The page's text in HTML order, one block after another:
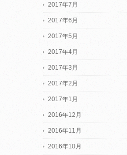
2017年7月
2017年6月
2017年5月
2017年4月
2017年3月
2017年2月
2017年1月
2016年12月
2016年11月
2016年10月